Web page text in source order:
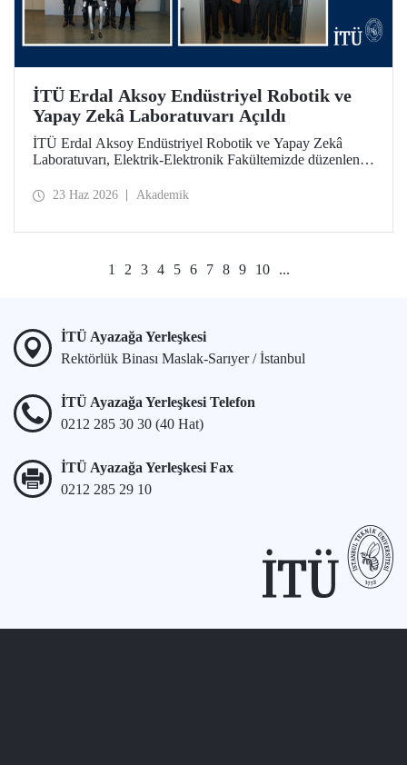
İTÜ Erdal Aksoy Endüstriyel Robotik ve
Yapay Zekâ Laboratuvarı Açıldı
İTÜ Erdal Aksoy Endüstriyel Robotik ve Yapay Zekâ
Laboratuvarı, Elektrik-Elektronik Fakültemizde düzenlenen
23 Haz 2026 Akademik
1 2 3 4 5 6 7 8 9 10 ...
İTÜ Ayazağa Yerleşkesi
Rektörlük Binası Maslak-Sarıyer / İstanbul
İTÜ Ayazağa Yerleşkesi Telefon
0212 285 30 30 (40 Hat)
İTÜ Ayazağa Yerleşkesi Fax
0212 285 29 10